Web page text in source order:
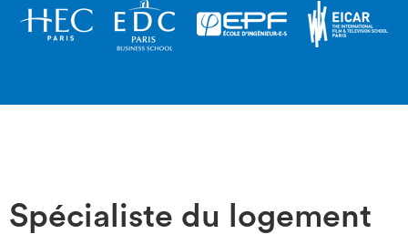
Spécialiste du logement